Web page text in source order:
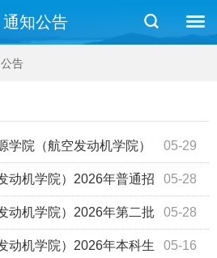
通知公告
告
05-29
学院（航空发动机学院）
学期推优的公示 05-28
动机学院）2026年普通招
05-28
动机学院）2026年第二批
名单公示 05-16
动机学院）2026年本科生